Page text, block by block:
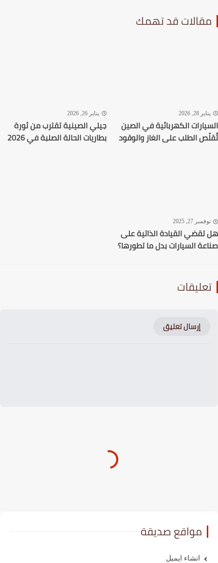
قد تهمك
28, 2026
الكهربائية في الصين
الطلب على الغاز والوقود
يناير 26, 2026
جيلي الصينية تقترب من ثورة
بطاريات الحالة الصلبة في 2026
27, 2025
القيادة الذاتية على
السيارات بدل ما تطورها؟
إرسال تعليق
مواقع صديقة
انشاء ايميل